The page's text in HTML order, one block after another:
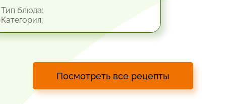
блюда:
Посмотреть все рецепты